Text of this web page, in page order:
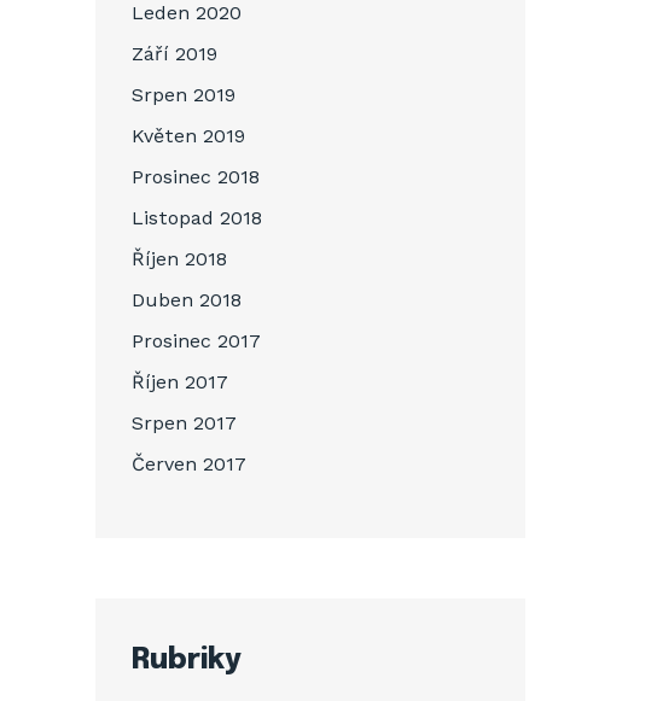
Leden 2020
Září 2019
Srpen 2019
Květen 2019
Prosinec 2018
Listopad 2018
Říjen 2018
Duben 2018
Prosinec 2017
Říjen 2017
Srpen 2017
Červen 2017
Rubriky